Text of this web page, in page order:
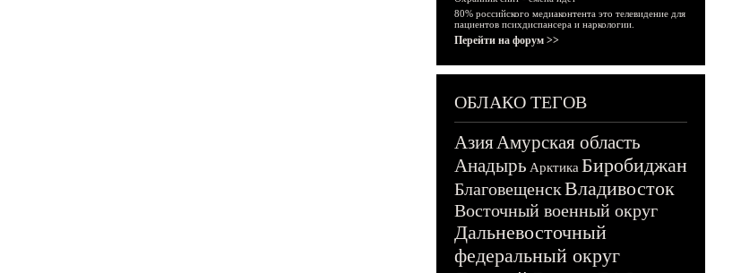
80% российского медиаконтента это телевидение для
пациентов психдиспансера и наркологии.
Перейти на форум >>
ОБЛАКО ТЕГОВ
АзияАмурская область
Анадырь Арктика Биробиджан
БлаговещенскВладивосток
Восточный военный округ
Дальневосточный
федеральный округ